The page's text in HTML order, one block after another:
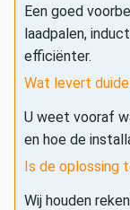
Een goed
laadpalen,
efficiënter.
Wat levert
U weet vooraf
en hoe de
Is de oplossing
Wij houden